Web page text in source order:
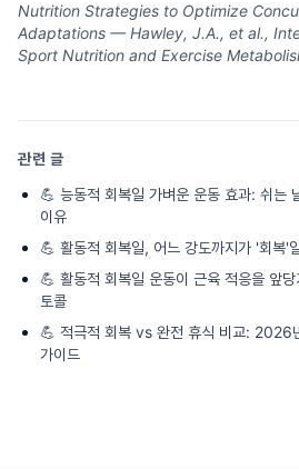
Nutrition Strategies to Optimize
Adaptations — Hawley, J.A., et al.,
Sport Nutrition and Exercise
관련 글
💪 능동적 회복일 가벼운 운동 효과: 쉬는
이유
💪 활동적 회복일, 어느 강도까지가 '회복'
💪 활동적 회복일 운동이 근육 적응을 앞
토콜
💪 적극적 회복 vs 완전 휴식 비교: 2026
가이드